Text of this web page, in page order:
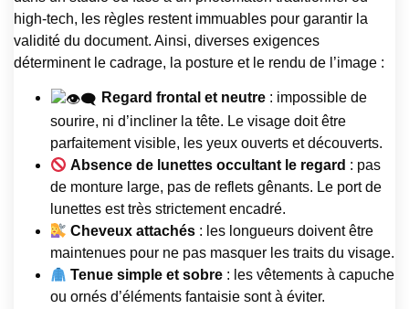
high-tech, les règles restent immuables pour garantir la
validité du document. Ainsi, diverses exigences
déterminent le cadrage, la posture et le rendu de l’image :
Regard frontal et neutre : impossible de
sourire, ni d’incliner la tête. Le visage doit être
parfaitement visible, les yeux ouverts et découverts.
Absence de lunettes occultant le regard : pas
de monture large, pas de reflets gênants. Le port de
lunettes est très strictement encadré.
Cheveux attachés : les longueurs doivent être
maintenues pour ne pas masquer les traits du visage.
Tenue simple et sobre : les vêtements à capuche
ou ornés d’éléments fantaisie sont à éviter.